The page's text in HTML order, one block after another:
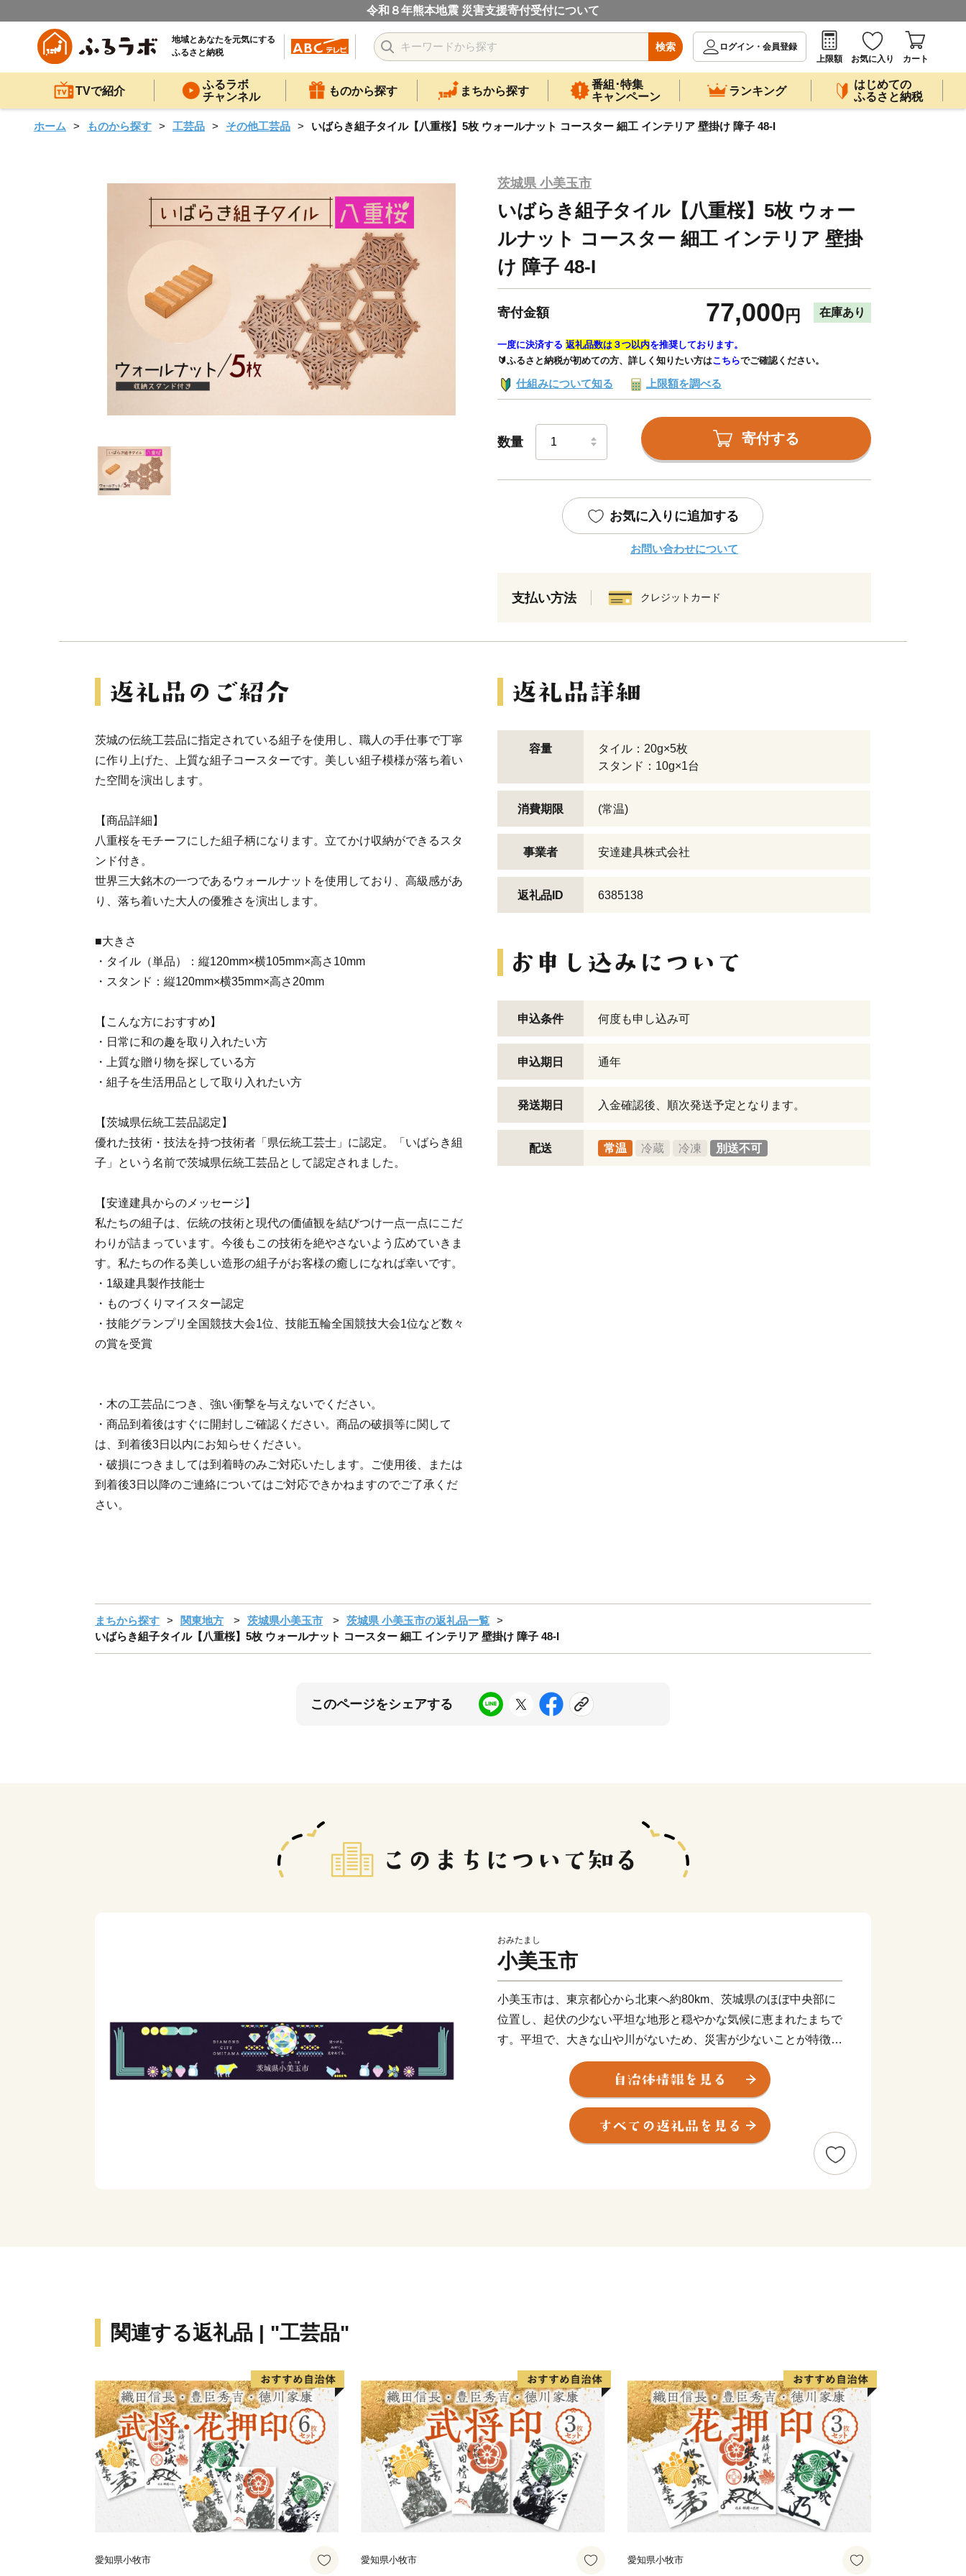
令和８年熊本地震 災害支援寄付受付について
地域とあなたを元気にする
ふるさと納税
検索
ログイン・会員登録
上限額
お気に入り カート
TVで紹介
ふるラボ
チャンネル
ものから探す まちから探す
番組･特集
キャンペーン
ランキング
はじめての
ふるさと納税
ホーム ものから探す 工芸品 その他工芸品 いばらき組子タイル【八重桜】5枚 ウォールナット コースター 細工 インテリア 壁掛け 障子 48-I
茨城県 小美玉市
いばらき組子タイル【八重桜】5枚 ウォー
ルナット コースター 細工 インテリア 壁掛
け 障子 48-I
寄付金額 77,000 円 在庫あり
一度に決済する 返礼品数は３つ以内を推奨しております。
🔰ふるさと納税が初めての方、詳しく知りたい方はこちらでご確認ください。
仕組みについて知る 上限額を調べる
数量 寄付する
お気に入りに追加する
お問い合わせについて
支払い方法 クレジットカード
茨城の伝統工芸品に指定されている組子を使用し、職人の手仕事で丁寧
に作り上げた、上質な組子コースターです。美しい組子模様が落ち着い
た空間を演出します。
【商品詳細】
八重桜をモチーフにした組子柄になります。立てかけ収納ができるスタ
ンド付き。
世界三大銘木の一つであるウォールナットを使用しており、高級感があ
り、落ち着いた大人の優雅さを演出します。
■大きさ
・タイル（単品）：縦120mm×横105mm×高さ10mm
・スタンド：縦120mm×横35mm×高さ20mm
【こんな方におすすめ】
・日常に和の趣を取り入れたい方
・上質な贈り物を探している方
・組子を生活用品として取り入れたい方
【茨城県伝統工芸品認定】
優れた技術・技法を持つ技術者「県伝統工芸士」に認定。「いばらき組
子」という名前で茨城県伝統工芸品として認定されました。
【安達建具からのメッセージ】
私たちの組子は、伝統の技術と現代の価値観を結びつけ一点一点にこだ
わりが詰まっています。今後もこの技術を絶やさないよう広めていきま
す。私たちの作る美しい造形の組子がお客様の癒しになれば幸いです。
・1級建具製作技能士
・ものづくりマイスター認定
・技能グランプリ全国競技大会1位、技能五輪全国競技大会1位など数々
の賞を受賞
・木の工芸品につき、強い衝撃を与えないでください。
・商品到着後はすぐに開封しご確認ください。商品の破損等に関して
は、到着後3日以内にお知らせください。
・破損につきましては到着時のみご対応いたします。ご使用後、または
到着後3日以降のご連絡についてはご対応できかねますのでご了承くだ
さい。
容量
タイル：20g×5枚
スタンド：10g×1台
消費期限 (常温)
事業者 安達建具株式会社
返礼品ID 6385138
申込条件 何度も申し込み可
申込期日 通年
発送期日 入金確認後、順次発送予定となります。
配送 常温 冷蔵 冷凍 別送不可
まちから探す 関東地方 茨城県小美玉市
茨城県 小美玉市の返礼品一覧
いばらき組子タイル【八重桜】5枚 ウォールナット コースター 細工 インテリア 壁掛け 障子 48-I
このページをシェアする
おみたまし
小美玉市
小美玉市は、東京都心から北東へ約80km、茨城県のほぼ中央部に
位置し、起伏の少ない平坦な地形と穏やかな気候に恵まれたまちで
す。平坦で、大きな山や川がないため、災害が少ないことが特徴で
市の名前の由来は合併前の旧小川町・美野里町・玉里村にあり，頭
文字を1文字ずつ受け継いで“小・美・玉”となりました。
市の南部には日本第2位の面積を持つ霞ヶ浦が，また市の東部には
県下唯一の空港である茨城空港があります。
鶏卵生産量が全国トップクラスであり、いちごやニラやレンコンが
関連する返礼品 | "工芸品"
愛知県小牧市 愛知県小牧市 愛知県小牧市